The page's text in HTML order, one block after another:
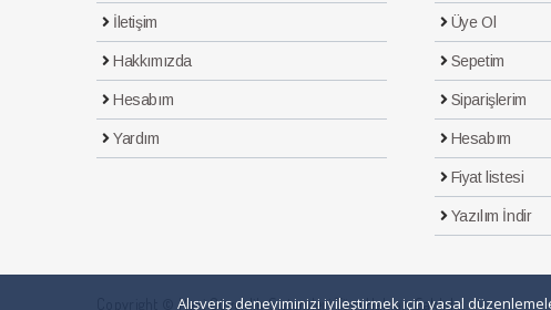
Alışveriş deneyiminizi iyileştirmek için yasal
İletişim
Hakkımızda
Hesabım
Yardım
Üye Ol
Sepetim
Siparişlerim
Hesabım
Fiyat listesi
Yazılım İndir
Copyright © Maxi Güvenlik Sistemleri Tüm Hakları Saklıdır.